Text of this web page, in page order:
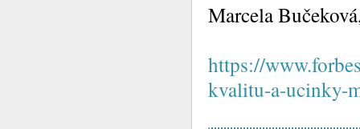
Marcela
https://
kvalitu-a-ucinky-